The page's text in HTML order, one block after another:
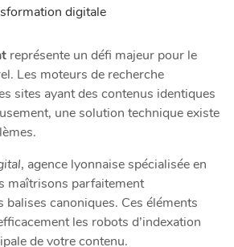
digitale
représente un défi majeur pour le
Les moteurs de recherche
sites ayant des contenus identiques
une solution technique existe
, agence lyonnaise spécialisée en
maîtrisons parfaitement
balises canoniques. Ces éléments
les robots d’indexation
de votre contenu.